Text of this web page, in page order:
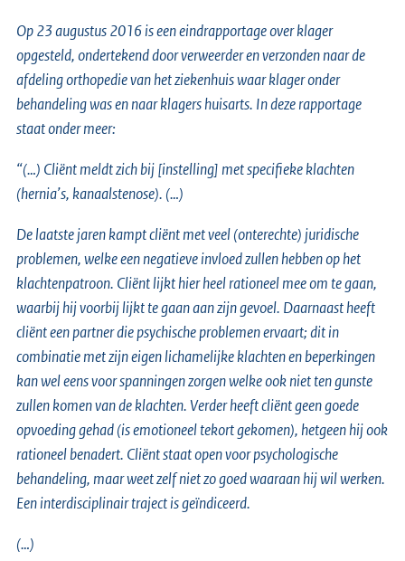
Op 23 augustus 2016 is een eindrapportage over klager
opgesteld, ondertekend door verweerder en verzonden naar de
afdeling orthopedie van het ziekenhuis waar klager onder
behandeling was en naar klagers huisarts. In deze rapportage
staat onder meer:
“(…) Cliënt meldt zich bij [instelling] met specifieke klachten
(hernia’s, kanaalstenose). (…)
De laatste jaren kampt cliënt met veel (onterechte) juridische
problemen, welke een negatieve invloed zullen hebben op het
klachtenpatroon. Cliënt lijkt hier heel rationeel mee om te gaan,
waarbij hij voorbij lijkt te gaan aan zijn gevoel. Daarnaast heeft
cliënt een partner die psychische problemen ervaart; dit in
combinatie met zijn eigen lichamelijke klachten en beperkingen
kan wel eens voor spanningen zorgen welke ook niet ten gunste
zullen komen van de klachten. Verder heeft cliënt geen goede
opvoeding gehad (is emotioneel tekort gekomen), hetgeen hij ook
rationeel benadert. Cliënt staat open voor psychologische
behandeling, maar weet zelf niet zo goed waaraan hij wil werken.
Een interdisciplinair traject is geïndiceerd.
(…)